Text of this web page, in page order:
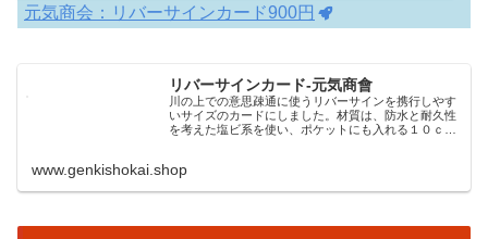
元気商会：リバーサインカード900円
リバーサインカード-元気商會
川の上での意思疎通に使うリバーサインを携行しやす
いサイズのカードにしました。材質は、防水と耐久性
を考えた塩ビ系を使い、ポケットにも入れる１０ｃｍ
数...
www.genkishokai.shop